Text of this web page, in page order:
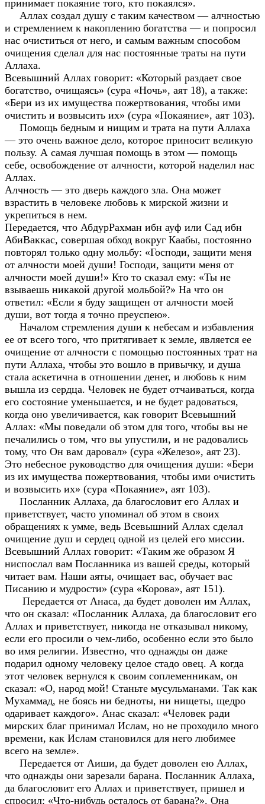
принимает покаяние того, кто покаялся».
Аллах создал душу с таким качеством — алчностью
и стремлением к накоплению богатства — и попросил
нас очиститься от него, и самым важным способом
очищения сделал для нас постоянные траты на пути
Аллаха.
Всевышний Аллах говорит: «Который раздает свое
богатство, очищаясь» (сура «Ночь», аят 18), а также:
«Бери из их имущества пожертвования, чтобы ими
очистить и возвысить их» (сура «Покаяние», аят 103).
Помощь бедным и нищим и трата на пути Аллаха
— это очень важное дело, которое приносит великую
пользу. А самая лучшая помощь в этом — помощь
себе, освобождение от алчности, которой наделил нас
Аллах.
Алчность — это дверь каждого зла. Она может
взрастить в человеке любовь к мирской жизни и
укрепиться в нем.
Передается, что АбдурРахман ибн ауф или Сад ибн
АбиВаккас, совершая обход вокруг Каабы, постоянно
повторял только одну мольбу: «Господи, защити меня
от алчности моей души! Господи, защити меня от
алчности моей души!» Кто то сказал ему: «Ты не
взываешь никакой другой мольбой?» На что он
ответил: «Если я буду защищен от алчности моей
души, вот тогда я точно преуспею».
Началом стремления души к небесам и избавления
ее от всего того, что притягивает к земле, является ее
очищение от алчности с помощью постоянных трат на
пути Аллаха, чтобы это вошло в привычку, и душа
стала аскетична в отношении денег, и любовь к ним
вышла из сердца. Человек не будет отчаиваться, когда
его состояние уменьшается, и не будет радоваться,
когда оно увеличивается, как говорит Всевышний
Аллах: «Мы поведали об этом для того, чтобы вы не
печалились о том, что вы упустили, и не радовались
тому, что Он вам даровал» (сура «Железо», аят 23).
Это небесное руководство для очищения души: «Бери
из их имущества пожертвования, чтобы ими очистить
и возвысить их» (сура «Покаяние», аят 103).
Посланник Аллаха, да благословит его Аллах и
приветствует, часто упоминал об этом в своих
обращениях к умме, ведь Всевышний Аллах сделал
очищение душ и сердец одной из целей его миссии.
Всевышний Аллах говорит: «Таким же образом Я
ниспослал вам Посланника из вашей среды, который
читает вам. Наши аяты, очищает вас, обучает вас
Писанию и мудрости» (сура «Корова», аят 151).
Передается от Анаса, да будет доволен им Аллах,
что он сказал: «Посланник Аллаха, да благословит его
Аллах и приветствует, никогда не отказывал никому,
если его просили о чем-либо, особенно если это было
во имя религии. Известно, что однажды он даже
подарил одному человеку целое стадо овец. А когда
этот человек вернулся к своим соплеменникам, он
сказал: «О, народ мой! Станьте мусульманами. Так как
Мухаммад, не боясь ни бедноты, ни нищеты, щедро
одаривает каждого». Анас сказал: «Человек ради
мирских благ принимал Ислам, но не проходило много
времени, как Ислам становился для него любимее
всего на земле».
Передается от Аиши, да будет доволен ею Аллах,
что однажды они зарезали барана. Посланник Аллаха,
да благословит его Аллах и приветствует, пришел и
спросил: «Что-нибудь осталось от барана?». Она